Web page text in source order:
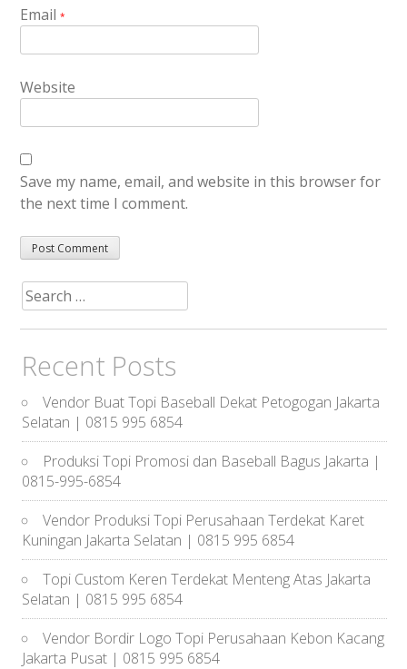
Email*
Website
Save my name, email, and website in this browser for
the next time I comment.
Search
for:
Recent Posts
Vendor Buat Topi Baseball Dekat Petogogan Jakarta
Selatan | 0815 995 6854
Produksi Topi Promosi dan Baseball Bagus Jakarta |
0815-995-6854
Vendor Produksi Topi Perusahaan Terdekat Karet
Kuningan Jakarta Selatan | 0815 995 6854
Topi Custom Keren Terdekat Menteng Atas Jakarta
Selatan | 0815 995 6854
Vendor Bordir Logo Topi Perusahaan Kebon Kacang
Jakarta Pusat | 0815 995 6854